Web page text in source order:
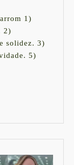
1)
2)
solidez. 3)
5)